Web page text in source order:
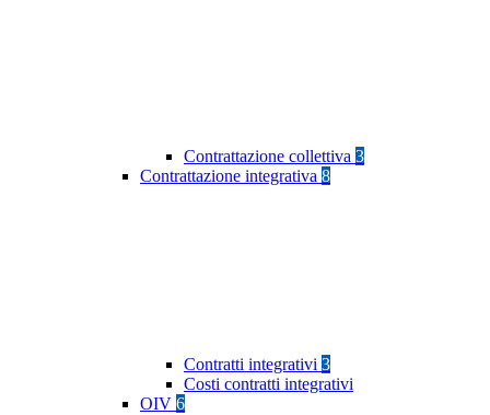
Contrattazione collettiva 3
Contrattazione integrativa 8
Contratti integrativi 3
Costi contratti integrativi
OIV 6